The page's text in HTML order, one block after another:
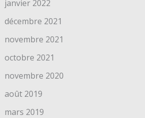
janvier 2022
décembre 2021
novembre 2021
octobre 2021
novembre 2020
août 2019
mars 2019